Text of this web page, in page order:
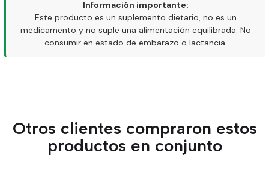
Información importante:
Este producto es un suplemento dietario, no es un
medicamento y no suple una alimentación equilibrada. No
consumir en estado de embarazo o lactancia.
Otros clientes compraron estos
productos en conjunto